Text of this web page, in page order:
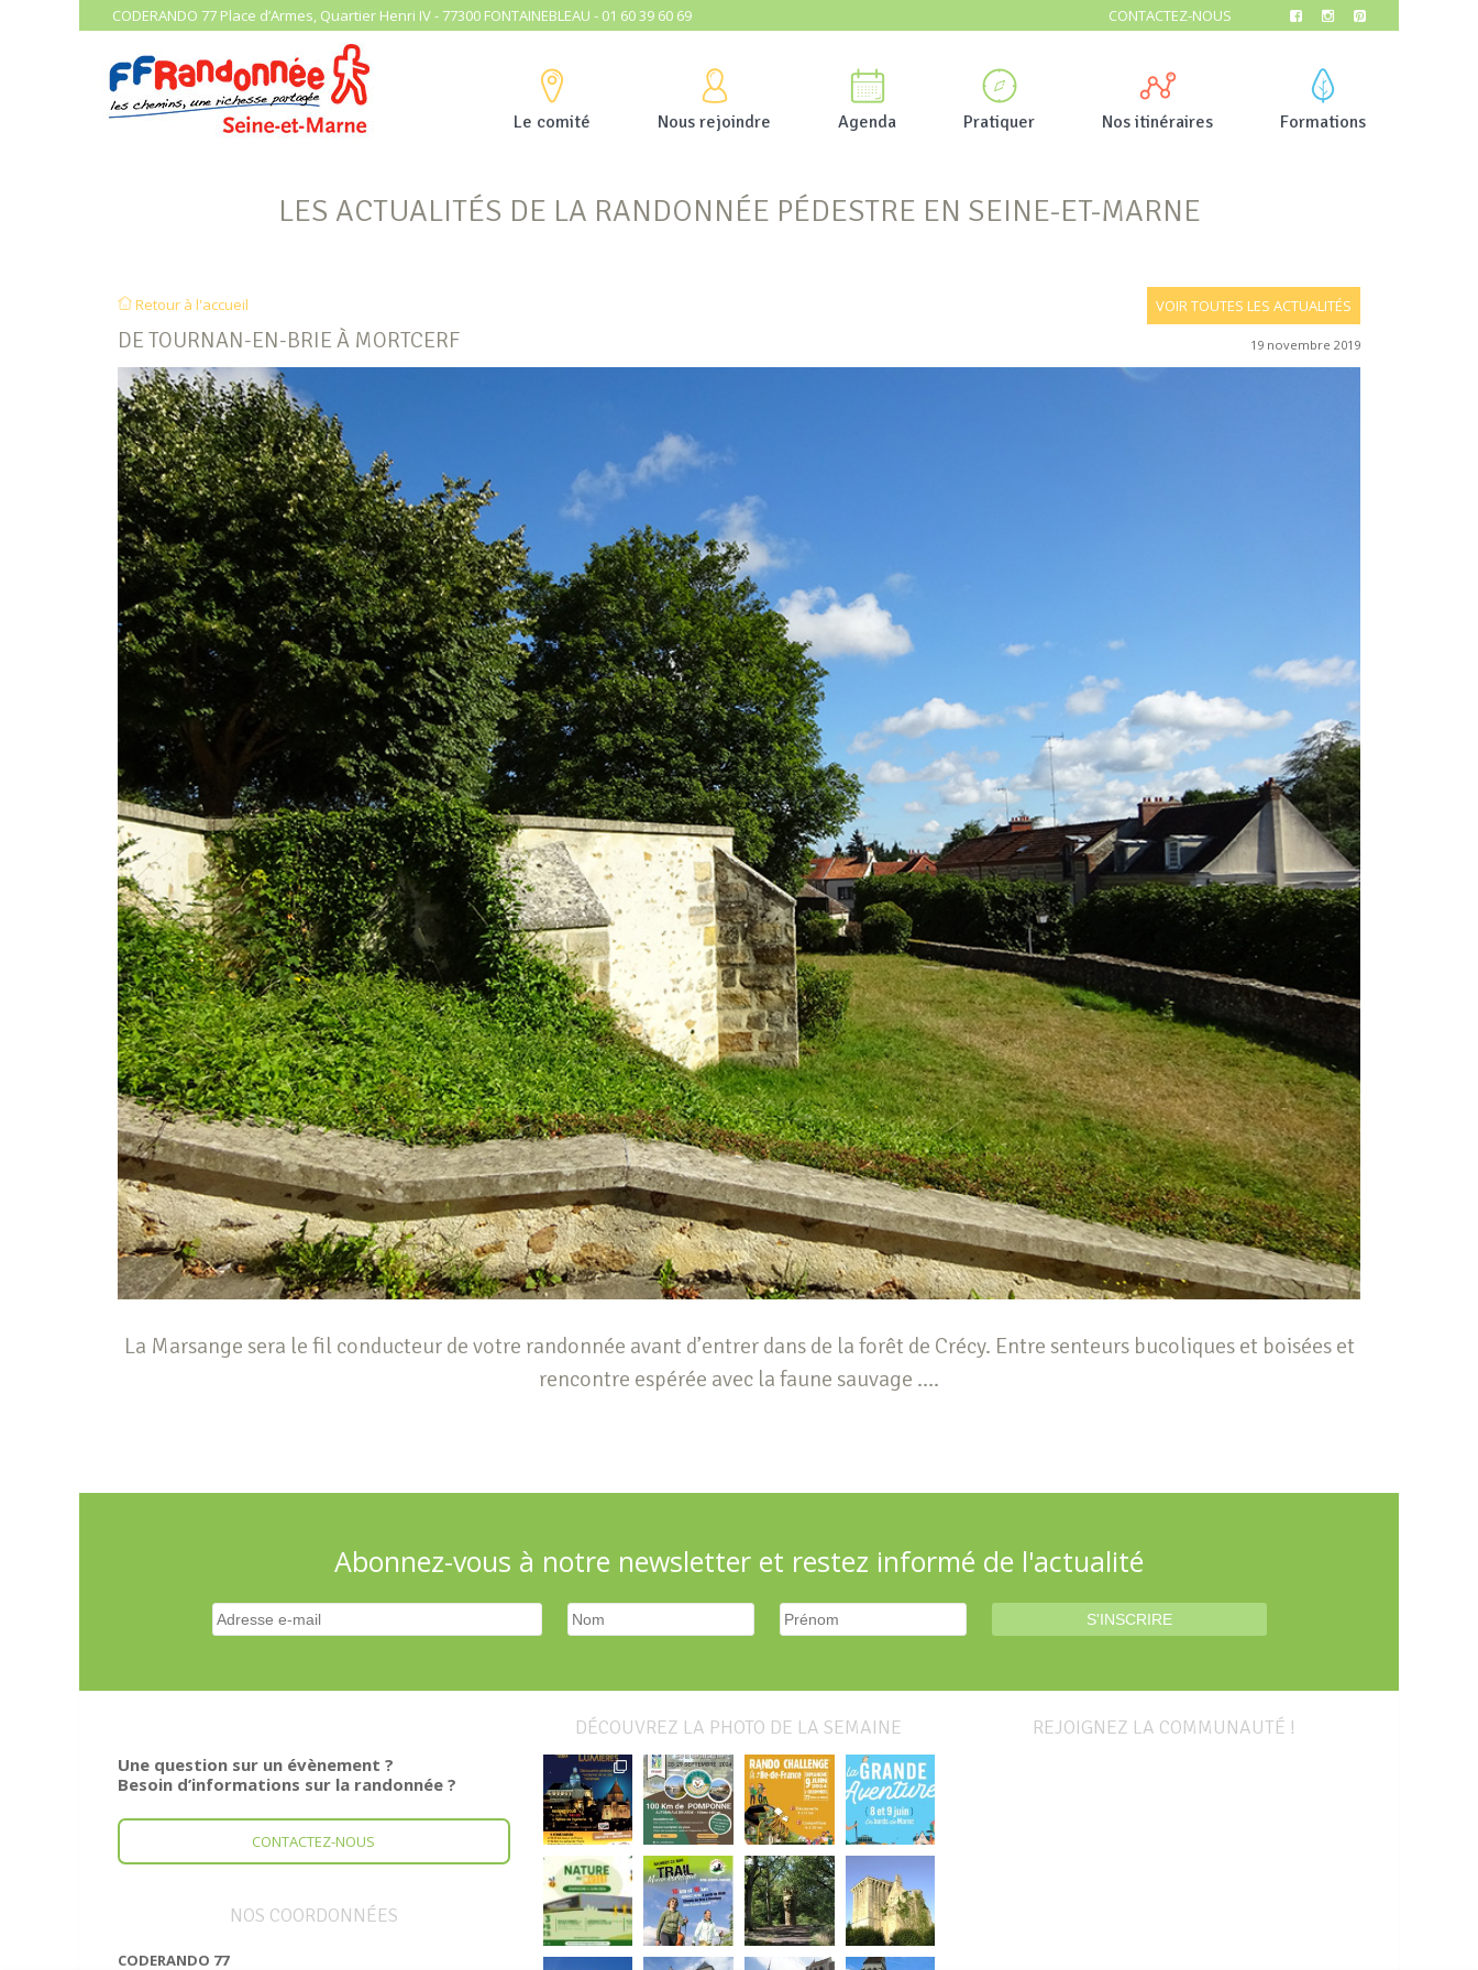
CODERANDO 77 Place d’Armes, Quartier Henri IV - 77300 FONTAINEBLEAU - 01 60 39 60 69 CONTACTEZ-NOUS
Le comité Nous rejoindre Agenda Pratiquer Nos itinéraires Formations
LES ACTUALITÉS DE LA RANDONNÉE PÉDESTRE EN SEINE-ET-MARNE
Retour à l'accueil VOIR TOUTES LES ACTUALITÉS
DE TOURNAN-EN-BRIE À MORTCERF 19 novembre 2019
La Marsange sera le fil conducteur de votre randonnée avant d’entrer dans de la forêt de Crécy. Entre senteurs bucoliques et boisées et
rencontre espérée avec la faune sauvage ….
Abonnez-vous à notre newsletter et restez informé de l'actualité
Une question sur un évènement ?
Besoin d’informations sur la randonnée ?
CONTACTEZ-NOUS
NOS COORDONNÉES
CODERANDO 77
DÉCOUVREZ LA PHOTO DE LA SEMAINE REJOIGNEZ LA COMMUNAUTÉ !